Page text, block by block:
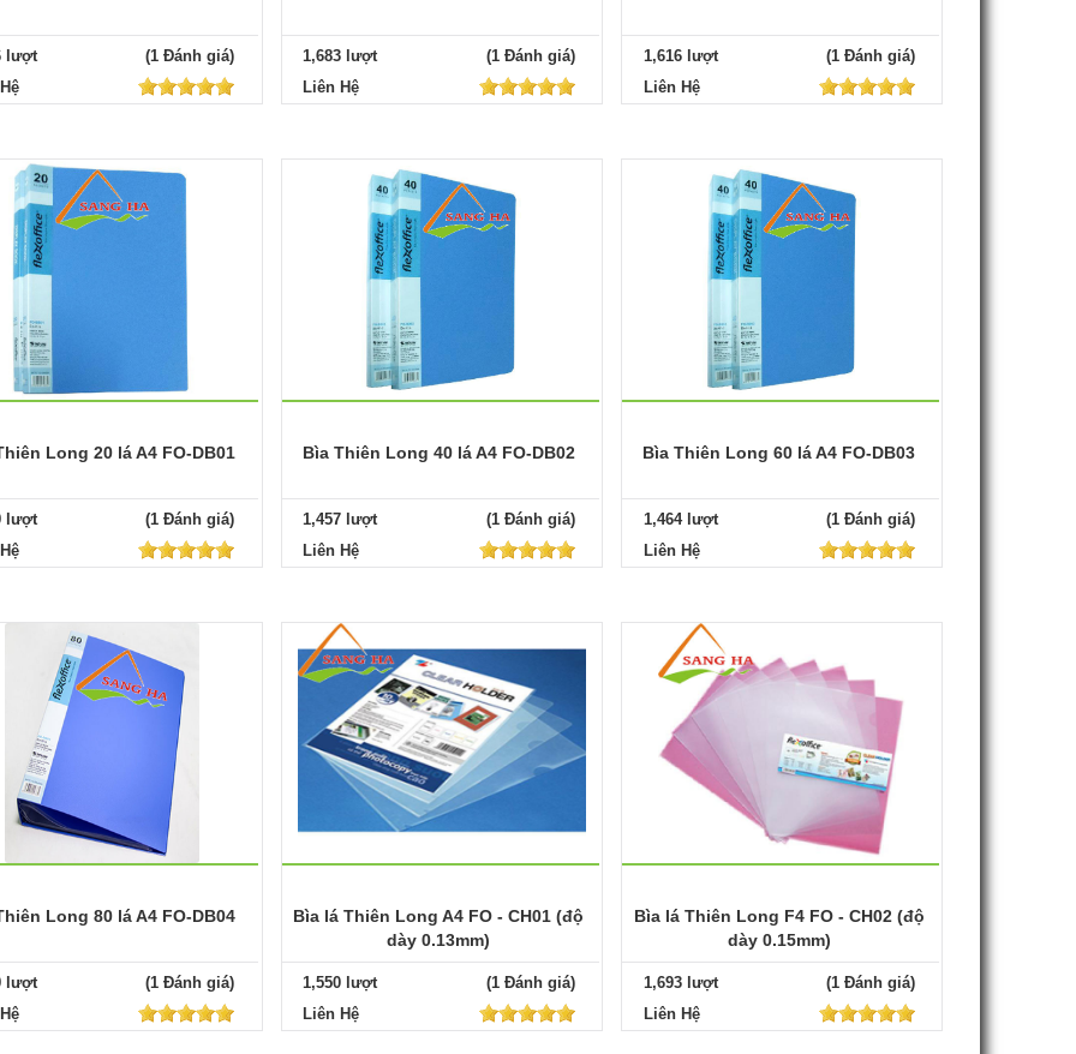
lượt
(1 Đánh giá)
1,683 lượt
(1 Đánh giá)
Liên Hệ
1,616 lượt
(1 Đánh giá)
Liên Hệ
Long 20 lá A4 FO-DB01
lượt
(1 Đánh giá)
Bìa Thiên Long 40 lá A4 FO-DB02
1,457 lượt
(1 Đánh giá)
Liên Hệ
Bìa Thiên Long 60 lá A4 FO-DB03
1,464 lượt
(1 Đánh giá)
Liên Hệ
Long 80 lá A4 FO-DB04
lượt
(1 Đánh giá)
Bìa lá Thiên Long A4 FO - CH01 (độ
dày 0.13mm)
1,550 lượt
(1 Đánh giá)
Liên Hệ
Bìa lá Thiên Long F4 FO - CH02 (độ
dày 0.15mm)
1,693 lượt
(1 Đánh giá)
Liên Hệ